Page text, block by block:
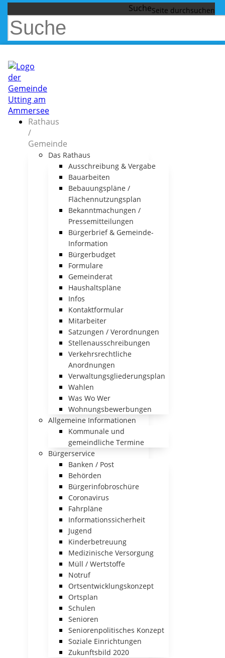
Suche
Rathaus
/
Gemeinde
Das Rathaus
Ausschreibung & Vergabe
Bauarbeiten
Bebauungspläne /
Flächennutzungsplan
Bekanntmachungen /
Pressemitteilungen
Bürgerbrief & Gemeinde-
Information
Bürgerbudget
Formulare
Gemeinderat
Haushaltspläne
Infos
Kontaktformular
Mitarbeiter
Satzungen / Verordnungen
Stellenausschreibungen
Verkehrsrechtliche
Anordnungen
Verwaltungsgliederungsplan
Wahlen
Was Wo Wer
Wohnungsbewerbungen
Allgemeine Informationen
Kommunale und
gemeindliche Termine
Bürgerservice
Banken / Post
Behörden
Bürgerinfobroschüre
Coronavirus
Fahrpläne
Informationssicherheit
Jugend
Kinderbetreuung
Medizinische Versorgung
Müll / Wertstoffe
Notruf
Ortsentwicklungskonzept
Ortsplan
Schulen
Senioren
Seniorenpolitisches Konzept
Soziale Einrichtungen
Zukunftsbild 2020